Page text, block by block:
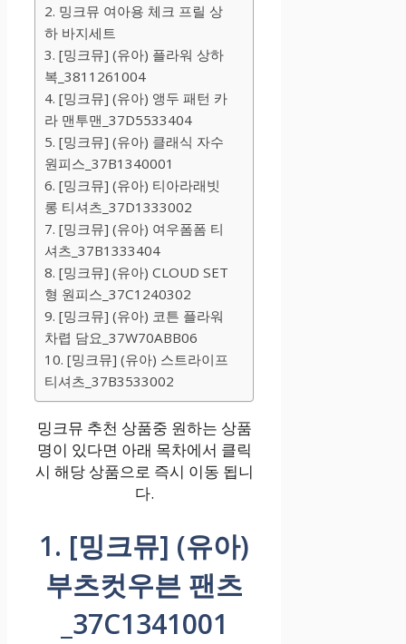
2. 밍크뮤 여아용 체크 프릴 상
하 바지세트
3. [밍크뮤] (유아) 플라워 상하
복_3811261004
4. [밍크뮤] (유아) 앵두 패턴 카
라 맨투맨_37D5533404
5. [밍크뮤] (유아) 클래식 자수
원피스_37B1340001
6. [밍크뮤] (유아) 티아라래빗
롱 티셔츠_37D1333002
7. [밍크뮤] (유아) 여우폼폼 티
셔츠_37B1333404
8. [밍크뮤] (유아) CLOUD SET
형 원피스_37C1240302
9. [밍크뮤] (유아) 코튼 플라워
차렵 담요_37W70ABB06
10. [밍크뮤] (유아) 스트라이프
티셔츠_37B3533002
밍크뮤 추천 상품중 원하는 상품
명이 있다면 아래 목차에서 클릭
시 해당 상품으로 즉시 이동 됩니
다.
1. [밍크뮤] (유아)
부츠컷우븐 팬츠
_37C1341001